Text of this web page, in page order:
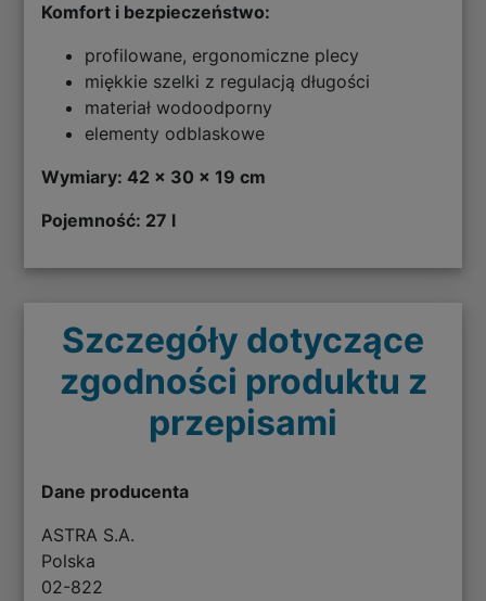
Komfort i bezpieczeństwo:
profilowane, ergonomiczne plecy
miękkie szelki z regulacją długości
materiał wodoodporny
elementy odblaskowe
Wymiary: 42 x 30 x 19 cm
Pojemność: 27 l
Szczegóły dotyczące
zgodności produktu z
przepisami
Dane producenta
ASTRA S.A.
Polska
02-822